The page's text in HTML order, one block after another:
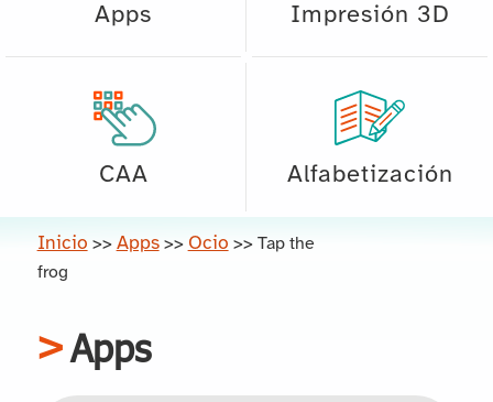
Apps Impresión 3D
CAA Alfabetización
Inicio >> Apps >> Ocio >> Tap the
frog
Apps